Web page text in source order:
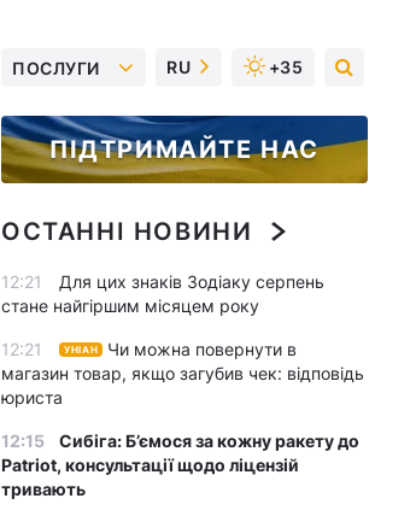
ПОСЛУГИ RU +35
ПІДТРИМАЙТЕ НАС
ОСТАННІ НОВИНИ
12:21
Для цих знаків Зодіаку серпень
стане найгіршим місяцем року
12:21 УНІАН
Чи можна повернути в
магазин товар, якщо загубив чек: відповідь
юриста
12:15
Сибіга: Б’ємося за кожну ракету до
Patriot, консультації щодо ліцензій
тривають